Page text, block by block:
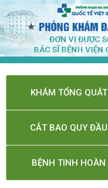
KHÁM TỔNG QUÁT
CẮT BAO QUY ĐẦU
BỆNH TINH HOÀN